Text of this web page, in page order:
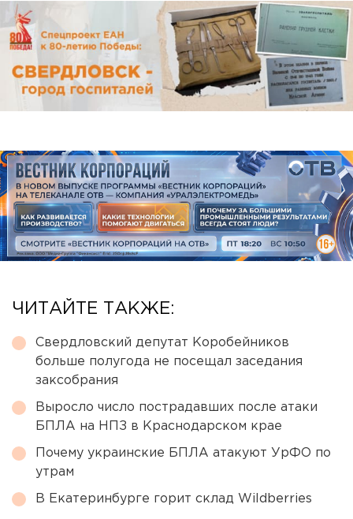
ЧИТАЙТЕ ТАКЖЕ:
Свердловский депутат Коробейников
больше полугода не посещал заседания
заксобрания
Выросло число пострадавших после атаки
БПЛА на НПЗ в Краснодарском крае
Почему украинские БПЛА атакуют УрФО по
утрам
В Екатеринбурге горит склад Wildberries